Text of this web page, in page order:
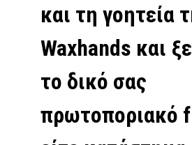
και τη γοητεία
Waxhands και
το δικό σας
πρωτοποριακό